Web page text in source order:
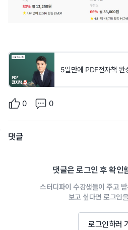
5일만에 PDF전자책 완
0 0
댓글
댓글은 로그인 후 확인
스터디파이 수강생들이 주고
보고 싶다면 로그인
로그인하러